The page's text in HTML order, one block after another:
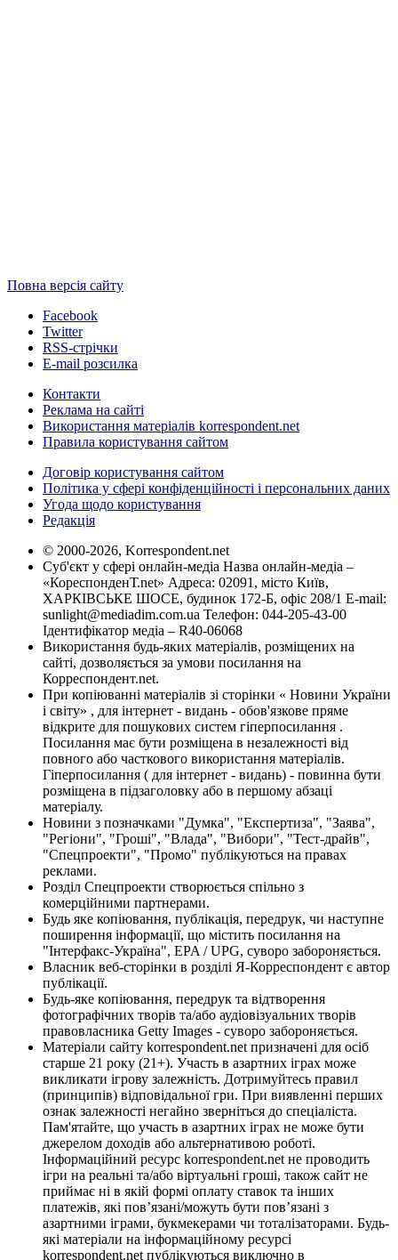
Повна версія сайту
Facebook
Twitter
RSS-стрічки
E-mail розсилка
Контакти
Реклама на сайті
Використання матеріалів korrespondent.net
Правила користування сайтом
Договір користування сайтом
Політика у сфері конфіденційності і персональних даних
Угода щодо користування
Редакція
© 2000-2026, Korrespondent.net
Суб'єкт у сфері онлайн-медіа Назва онлайн-медіа –
«КореспонденТ.net» Адреса: 02091, місто Київ,
ХАРКІВСЬКЕ ШОСЕ, будинок 172-Б, офіс 208/1 E-mail:
sunlight@mediadim.com.ua Телефон: 044-205-43-00
Ідентифікатор медіа – R40-06068
Використання будь-яких матеріалів, розміщених на
сайті, дозволяється за умови посилання на
Корреспондент.net.
При копіюванні матеріалів зі сторінки « Новини України
і світу» , для інтернет - видань - обов'язкове пряме
відкрите для пошукових систем гіперпосилання .
Посилання має бути розміщена в незалежності від
повного або часткового використання матеріалів.
Гіперпосилання ( для інтернет - видань) - повинна бути
розміщена в підзаголовку або в першому абзаці
матеріалу.
Новини з позначками "Думка", "Експертиза", "Заява",
"Регіони", "Гроші", "Влада", "Вибори", "Тест-драйв",
"Спецпроекти", "Промо" публікуються на правах
реклами.
Розділ Спецпроекти створюється спільно з
комерційними партнерами.
Будь яке копіювання, публікація, передрук, чи наступне
поширення інформації, що містить посилання на
"Інтерфакс-Україна", EPA / UPG, суворо забороняється.
Власник веб-сторінки в розділі Я-Корреспондент є автор
публікації.
Будь-яке копіювання, передрук та відтворення
фотографічних творів та/або аудіовізуальних творів
правовласника Getty Images - суворо забороняється.
Матеріали сайту korrespondent.net призначені для осіб
старше 21 року (21+). Участь в азартних іграх може
викликати ігрову залежність. Дотримуйтесь правил
(принципів) відповідальної гри. При виявленні перших
ознак залежності негайно зверніться до спеціаліста.
Пам'ятайте, що участь в азартних іграх не може бути
джерелом доходів або альтернативою роботі.
Інформаційний ресурс korrespondent.net не проводить
ігри на реальні та/або віртуальні гроші, також сайт не
приймає ні в якій формі оплату ставок та інших
платежів, які пов’язані/можуть бути пов’язані з
азартними іграми, букмекерами чи тоталізаторами. Будь-
які матеріали на інформаційному ресурсі
korrespondent.net публікуються виключно в